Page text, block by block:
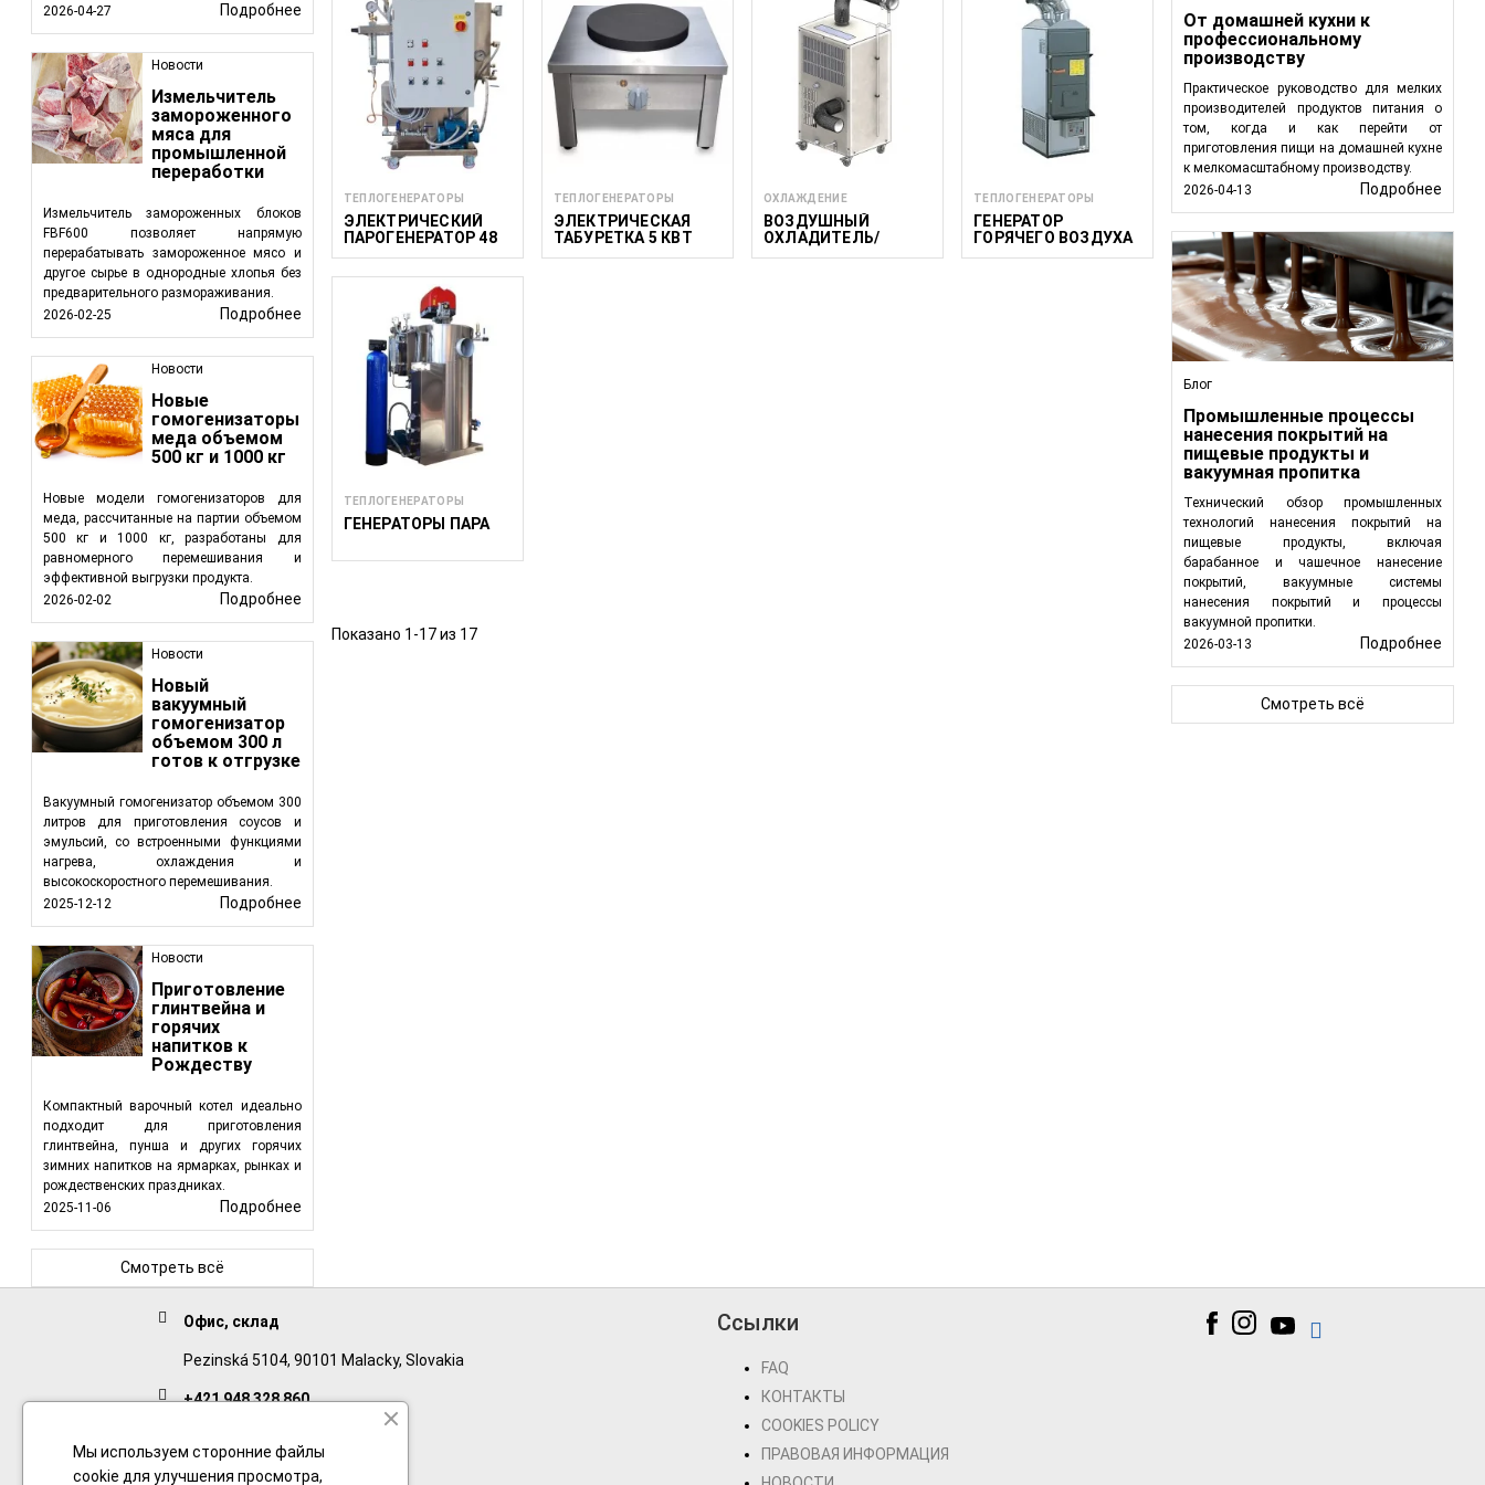
2026-04-27
Подробнее
Новости
Измельчитель
замороженного
мяса для
промышленной
переработки
Измельчитель замороженных блоков
FBF600 позволяет напрямую
перерабатывать замороженное мясо и
другое сырье в однородные хлопья без
предварительного размораживания.
2026-02-25
Подробнее
Новости
Новые
гомогенизаторы
меда объемом
500 кг и 1000 кг
Новые модели гомогенизаторов для
меда, рассчитанные на партии объемом
500 кг и 1000 кг, разработаны для
равномерного перемешивания и
эффективной выгрузки продукта.
2026-02-02
Подробнее
Новости
Новый
вакуумный
гомогенизатор
объемом 300 л
готов к отгрузке
Вакуумный гомогенизатор объемом 300
литров для приготовления соусов и
эмульсий, со встроенными функциями
нагрева, охлаждения и
высокоскоростного перемешивания.
2025-12-12
Подробнее
Новости
Приготовление
глинтвейна и
горячих
напитков к
Рождеству
Компактный варочный котел идеально
подходит для приготовления
глинтвейна, пунша и других горячих
зимних напитков на ярмарках, рынках и
рождественских праздниках.
2025-11-06
Подробнее
Смотреть всё
Свернуть
ТЕПЛОГЕНЕРАТОРЫ
ЭЛЕКТРИЧЕСКИЙ
ПАРОГЕНЕРАТОР 48
КВТ
ТЕПЛОГЕНЕРАТОРЫ
ЭЛЕКТРИЧЕСКАЯ
ТАБУРЕТКА 5 КВТ
ОХЛАЖДЕНИЕ
ВОЗДУШНЫЙ
ОХЛАДИТЕЛЬ/
НАГРЕВАТЕЛЬ ДЛЯ
ТЕПЛОГЕНЕРАТОРЫ
ГЕНЕРАТОР
ГОРЯЧЕГО ВОЗДУХА
N28, N55, N85 , N120,
ТЕПЛОГЕНЕРАТОРЫ
ГЕНЕРАТОРЫ ПАРА
Показано 1-17 из 17
От домашней кухни к
профессиональному
производству
Практическое руководство для мелких
производителей продуктов питания о
том, когда и как перейти от
приготовления пищи на домашней кухне
к мелкомасштабному производству.
2026-04-13
Подробнее
Блог
Промышленные процессы
нанесения покрытий на
пищевые продукты и
вакуумная пропитка
Технический обзор промышленных
технологий нанесения покрытий на
пищевые продукты, включая
барабанное и чашечное нанесение
покрытий, вакуумные системы
нанесения покрытий и процессы
вакуумной пропитки.
2026-03-13
Подробнее
Смотреть всё
Офис, склад
Pezinská 5104, 90101 Malacky, Slovakia
+421 948 328 860
+421 911 932 091
Ссылки
FAQ
КОНТАКТЫ
COOKIES POLICY
ПРАВОВАЯ ИНФОРМАЦИЯ
Мы используем сторонние файлы
cookie для улучшения просмотра,